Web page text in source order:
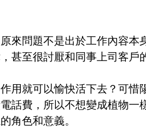
來問題不是出於工作內容
甚至很討厭和同事上司客戶
用就可以愉快活下去？可
話費，所以不想變成植物一
角色和意義。